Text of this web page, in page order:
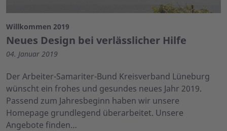
Willkommen 2019
Neues Design bei verlässlicher Hilfe
04. Januar 2019
Der Arbeiter-Samariter-Bund Kreisverband Lüneburg
wünscht ein frohes und gesundes neues Jahr 2019.
Passend zum Jahresbeginn haben wir unsere
Homepage grundlegend überarbeitet. Unsere
Angebote finden…